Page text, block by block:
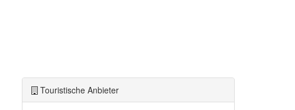
Touristische Anbieter